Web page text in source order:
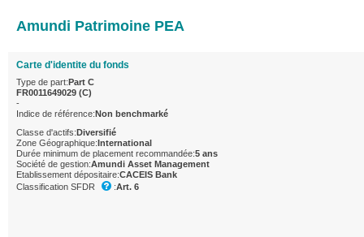
Amundi Patrimoine PEA
Carte d'identite du fonds
Type de part:Part C
FR0011649029 (C)
-
Indice de référence:Non benchmarké
Classe d'actifs:Diversifié
Zone Géographique:International
Durée minimum de placement recommandée:5 ans
Société de gestion:Amundi Asset Management
Etablissement dépositaire:CACEIS Bank
Classification SFDR
:Art. 6